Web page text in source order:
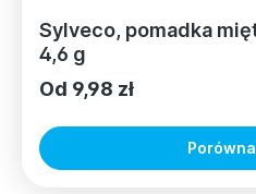
Sylveco, pomadka
4,6 g
Od 9,98 zł